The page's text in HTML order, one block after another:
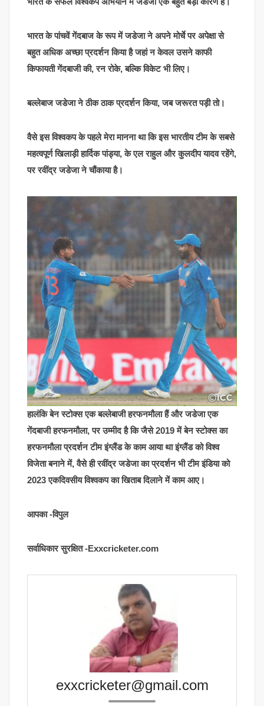
भारत के पांचवें गेंदबाज के रूप में जडेजा ने अपने मोर्चे पर अपेक्षा से
बहुत अधिक अच्छा प्रदर्शन किया है जहां न केवल उसने काफी
किफायती गेंदबाजी की, रन रोके, बल्कि विकेट भी लिए।
बल्लेबाज जडेजा ने ठीक ठाक प्रदर्शन किया, जब जरूरत पड़ी तो।
वैसे इस विश्वकप के पहले मेरा मानना था कि इस भारतीय टीम के सबसे
महत्वपूर्ण खिलाड़ी हार्दिक पांड्या, के एल राहुल और कुलदीप यादव रहेंगे,
पर रवींद्र जडेजा ने चौंकाया है।
हालंकि बेन स्टोक्स एक बल्लेबाजी हरफनमौला हैं और जडेजा एक
गेंदबाजी हरफनमौला, पर उम्मीद है कि जैसे 2019 में बेन स्टोक्स का
हरफनमौला प्रदर्शन टीम इंग्लैंड के काम आया था इंग्लैंड को विश्व
विजेता बनाने में, वैसे ही रवींद्र जडेजा का प्रदर्शन भी टीम इंडिया को
2023 एकदिवसीय विश्वकप का खिताब दिलाने में काम आए।
आपका -विपुल
सर्वाधिकार सुरक्षित -Exxcricketer.com
exxcricketer@gmail.com